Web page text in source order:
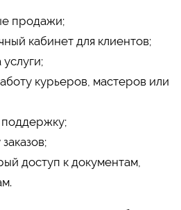
продажи;
кабинет для клиентов;
курьеров, мастеров или
поддержку;
доступ к документам,